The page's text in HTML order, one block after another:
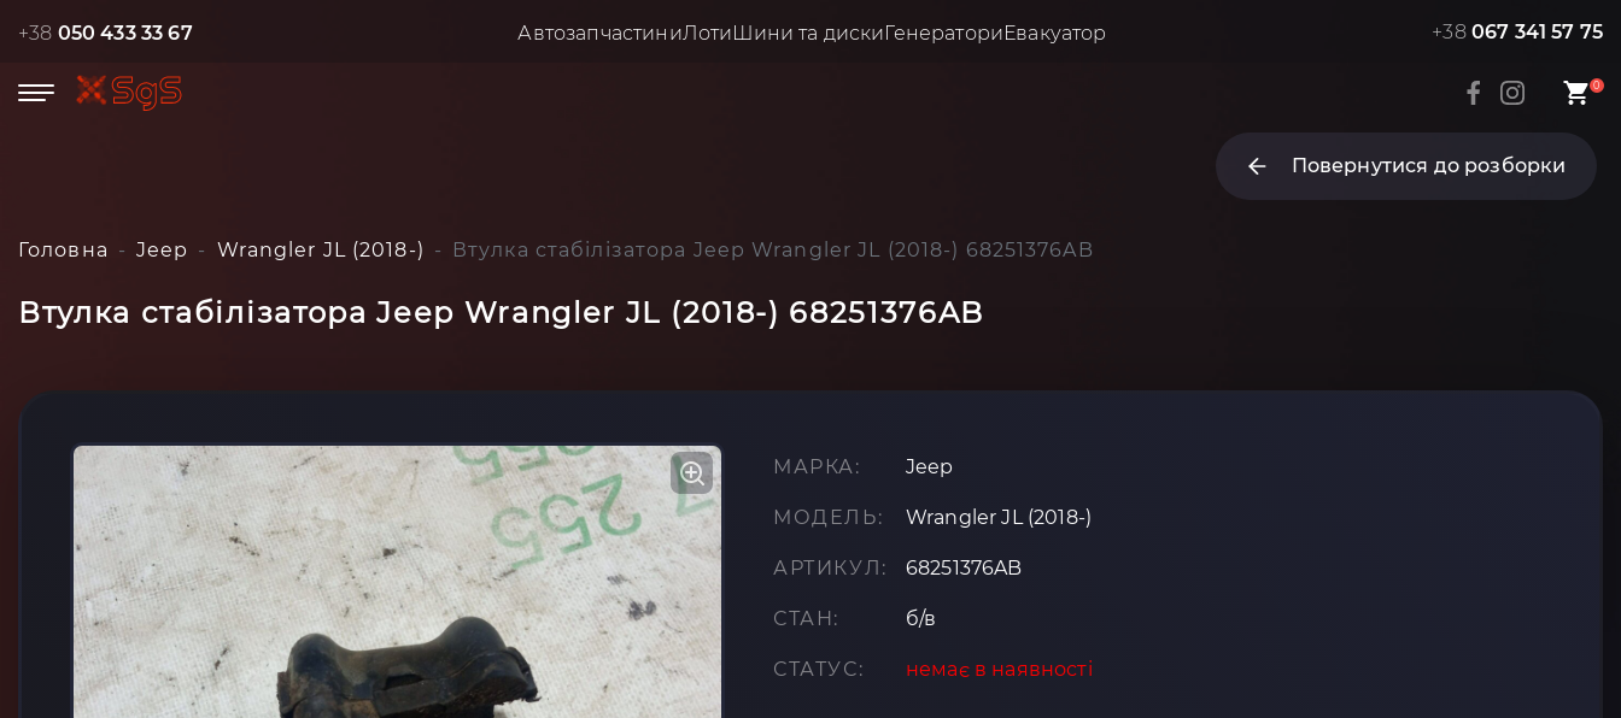
+38 050 433 33 67 АвтозапчастиниЛотиШини та дискиГенераториЕвакуатор +38 067 341 57 75
0
Повернутися до розборки
Головна Jeep Wrangler JL (2018-) Втулка стабілізатора Jeep Wrangler JL (2018-) 68251376AB
Втулка стабілізатора Jeep Wrangler JL (2018-) 68251376AB
МАРКА: Jeep
МОДЕЛЬ: Wrangler JL (2018-)
АРТИКУЛ: 68251376AB
СТАН: б/в
СТАТУС: немає в наявності